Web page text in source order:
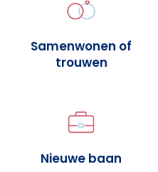
Samenwonen of
trouwen
Nieuwe baan